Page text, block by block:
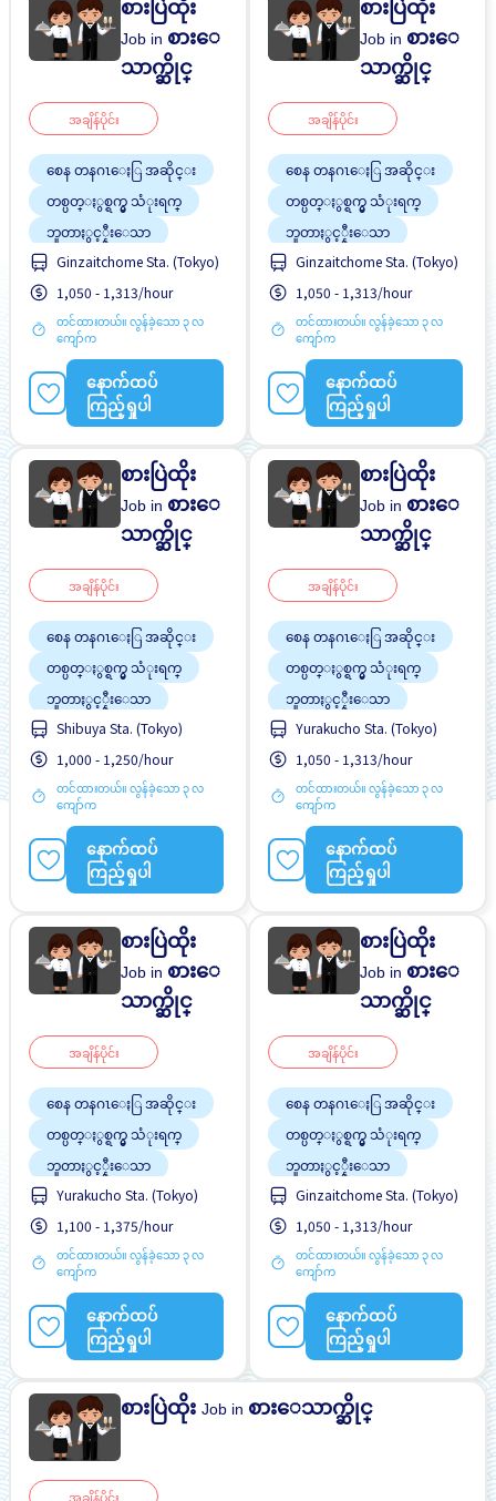
စားပြဲထိုး
Job in စားေ
သာက္ဆိုင္
အချိန်ပိုင်း
စေန တနဂၤေႏြ အဆိုင္း
တစ္ပတ္ႏွစ္ရက္မွ သံုးရက္
ဘူတာႏွင့္နီးေသာ
လမ္းစရိတ္ေပးသည္
အလုပ္ခ်ိန္နည္းေသာ
Ginzaitchome Sta. (Tokyo)
1,050 - 1,313/hour
တင်ထားတယ်။ လွန်ခဲ့သော ၃ လ
ကျော်က
နောက်ထပ်
ကြည့်ရှုပါ
စားပြဲထိုး
Job in စားေ
သာက္ဆိုင္
အချိန်ပိုင်း
စေန တနဂၤေႏြ အဆိုင္း
တစ္ပတ္ႏွစ္ရက္မွ သံုးရက္
ဘူတာႏွင့္နီးေသာ
လမ္းစရိတ္ေပးသည္
အလုပ္ခ်ိန္နည္းေသာ
Ginzaitchome Sta. (Tokyo)
1,050 - 1,313/hour
တင်ထားတယ်။ လွန်ခဲ့သော ၃ လ
ကျော်က
နောက်ထပ်
ကြည့်ရှုပါ
စားပြဲထိုး
Job in စားေ
သာက္ဆိုင္
အချိန်ပိုင်း
စေန တနဂၤေႏြ အဆိုင္း
တစ္ပတ္ႏွစ္ရက္မွ သံုးရက္
ဘူတာႏွင့္နီးေသာ
လမ္းစရိတ္ေပးသည္
အလုပ္ခ်ိန္နည္းေသာ
Shibuya Sta. (Tokyo)
1,000 - 1,250/hour
တင်ထားတယ်။ လွန်ခဲ့သော ၃ လ
ကျော်က
နောက်ထပ်
ကြည့်ရှုပါ
စားပြဲထိုး
Job in စားေ
သာက္ဆိုင္
အချိန်ပိုင်း
စေန တနဂၤေႏြ အဆိုင္း
တစ္ပတ္ႏွစ္ရက္မွ သံုးရက္
ဘူတာႏွင့္နီးေသာ
လမ္းစရိတ္ေပးသည္
အလုပ္ခ်ိန္နည္းေသာ
Yurakucho Sta. (Tokyo)
1,050 - 1,313/hour
တင်ထားတယ်။ လွန်ခဲ့သော ၃ လ
ကျော်က
နောက်ထပ်
ကြည့်ရှုပါ
စားပြဲထိုး
Job in စားေ
သာက္ဆိုင္
အချိန်ပိုင်း
စေန တနဂၤေႏြ အဆိုင္း
တစ္ပတ္ႏွစ္ရက္မွ သံုးရက္
ဘူတာႏွင့္နီးေသာ
လမ္းစရိတ္ေပးသည္
အလုပ္ခ်ိန္နည္းေသာ
Yurakucho Sta. (Tokyo)
1,100 - 1,375/hour
တင်ထားတယ်။ လွန်ခဲ့သော ၃ လ
ကျော်က
နောက်ထပ်
ကြည့်ရှုပါ
စားပြဲထိုး
Job in စားေ
သာက္ဆိုင္
အချိန်ပိုင်း
စေန တနဂၤေႏြ အဆိုင္း
တစ္ပတ္ႏွစ္ရက္မွ သံုးရက္
ဘူတာႏွင့္နီးေသာ
လမ္းစရိတ္ေပးသည္
အလုပ္ခ်ိန္နည္းေသာ
Ginzaitchome Sta. (Tokyo)
1,050 - 1,313/hour
တင်ထားတယ်။ လွန်ခဲ့သော ၃ လ
ကျော်က
နောက်ထပ်
ကြည့်ရှုပါ
စားပြဲထိုးJob in စားေသာက္ဆိုင္
အချိန်ပိုင်း